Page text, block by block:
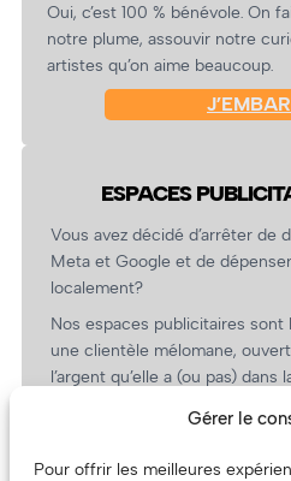
Gérer le
Pour offrir les meilleures
Oui, c’est 100 % bénévole. On
notre plume, assouvir notre
artistes qu’on aime beaucoup.
ESPACES
Vous avez décidé d’arrêter de
Meta et Google et de
localement?
Nos espaces publicitaires sont
une clientèle mélomane,
l’argent qu’elle a (ou pas)
revient.